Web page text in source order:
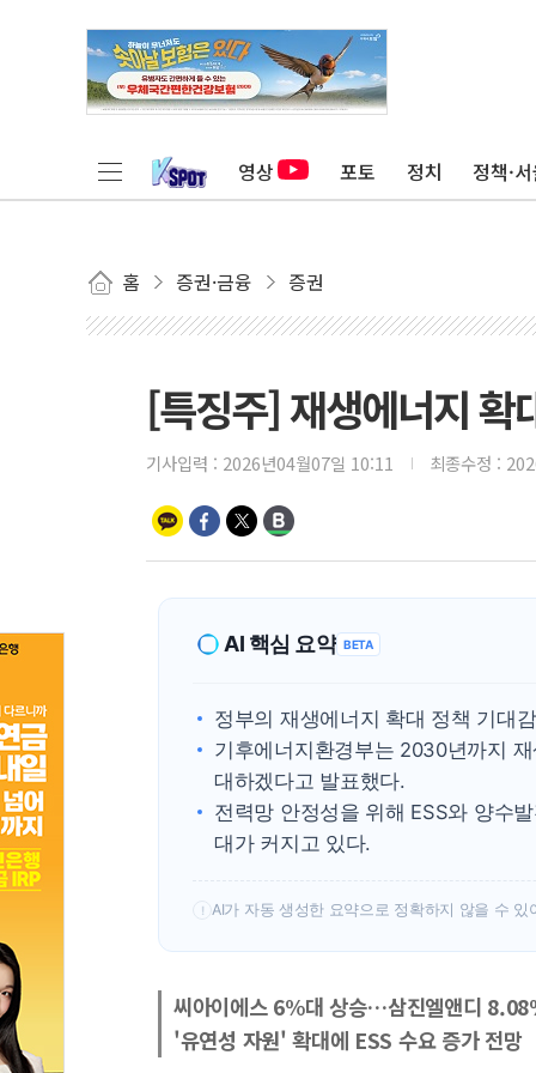
영상 포토 정치 정책·
홈 증권·금융 증권
[특징주] 재생에너지 확
기사입력 : 2026년04월07일 10:11 최종수정 :
AI 핵심 요약 BETA
정부의 재생에너지 확대 정책 기대
기후에너지환경부는 2030년까지
대하겠다고 발표했다.
전력망 안정성을 위해 ESS와 양수
대가 커지고 있다.
! AI가 자동 생성한 요약으로 정확하지 않을 수 있
씨아이에스 6%대 상승…삼진엘앤디
'유연성 자원' 확대에 ESS 수요 증가 전망